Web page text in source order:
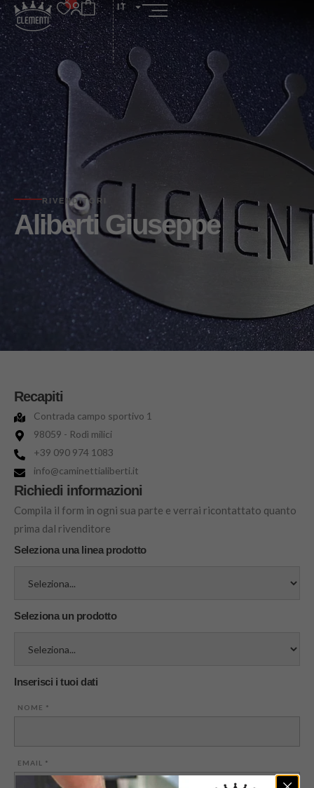
IT
RIVENDITORI
Aliberti Giuseppe
Recapiti
Contrada campo sportivo 1
98059 - Rodì milici
+39 090 974 1083
info@caminettialiberti.it
Richiedi informazioni
Compila il form in ogni sua parte e verrai ricontattato quanto
prima dal rivenditore
Seleziona una linea prodotto
Seleziona un prodotto
Inserisci i tuoi dati
NOME *
EMAIL *